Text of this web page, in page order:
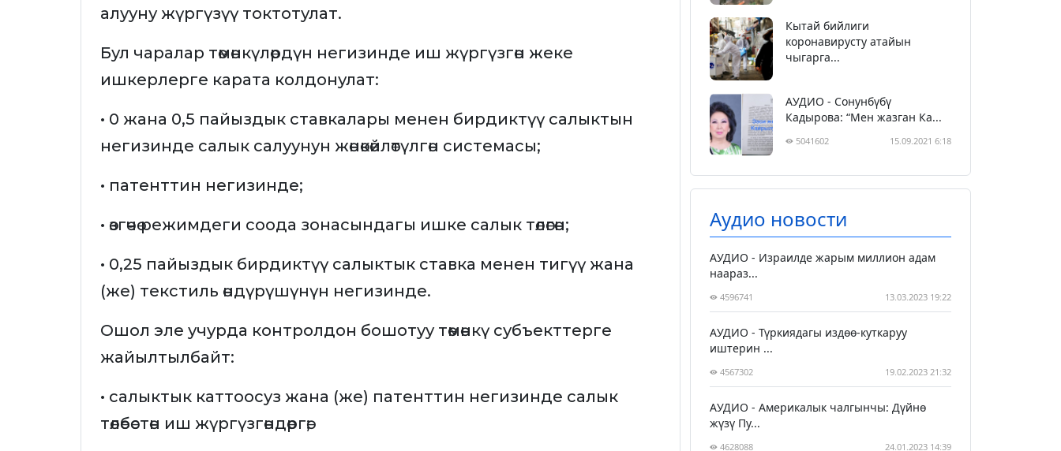
алууну жүргүзүү токтотулат.
Бул чаралар төмөнкүлөрдүн негизинде иш жүргүзгөн жеке
ишкерлерге карата колдонулат:
• 0 жана 0,5 пайыздык ставкалары менен бирдиктүү салыктын
негизинде салык салуунун жөнөкөйлөтүлгөн системасы;
• патенттин негизинде;
• өзгөчө режимдеги соода зонасындагы ишке салык төлөгөн;
• 0,25 пайыздык бирдиктүү салыктык ставка менен тигүү жана
(же) текстиль өндүрүшүнүн негизинде.
Ошол эле учурда контролдон бошотуу төмөнкү субъекттерге
жайылтылбайт:
• салыктык каттоосуз жана (же) патенттин негизинде салык
төлөбөстөн иш жүргүзгөндөргө;
Кытай бийлиги
коронавирусту атайын
чыгарга...
АУДИО - Сонунбүбү
Кадырова: “Мен жазган Ка...
5041602 15.09.2021 6:18
Аудио новости
АУДИО - Израилде жарым миллион адам
наараз...
4596741 13.03.2023 19:22
АУДИО - Түркиядагы издөө-куткаруу
иштерин ...
4567302 19.02.2023 21:32
АУДИО - Америкалык чалгынчы: Дүйнө
жүзү Пу...
4628088 24.01.2023 14:39